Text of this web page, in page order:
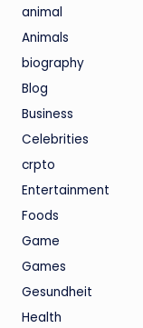
animal
Animals
biography
Blog
Business
Celebrities
crpto
Entertainment
Foods
Game
Games
Gesundheit
Health